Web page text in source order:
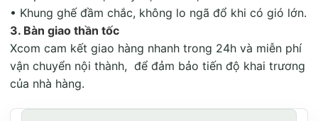
• Khung ghế đầm chắc, không lo ngã đổ khi có gió lớn.
3. Bàn giao thần tốc
Xcom cam kết giao hàng nhanh trong 24h và miễn phí
vận chuyển nội thành, để đảm bảo tiến độ khai trương
của nhà hàng.